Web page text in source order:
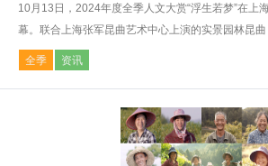
10月13日，2024年度全季人文大赏“浮生若梦”在上
幕。联合上海张军昆曲艺术中心上演的实景园林昆
全季 资讯